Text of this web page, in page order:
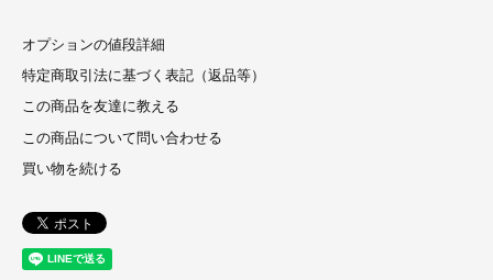
オプションの値段詳細
特定商取引法に基づく表記（返品等）
この商品を友達に教える
この商品について問い合わせる
買い物を続ける